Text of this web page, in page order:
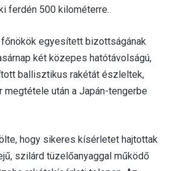
ferdén 500 kilométerre.
egyesített bizottságának
két közepes hatótávolságú,
ballisztikus rakétát észleltek,
után a Japán-tengerbe
hogy sikeres kísérletet hajtottak
szilárd tüzelőanyaggal működő